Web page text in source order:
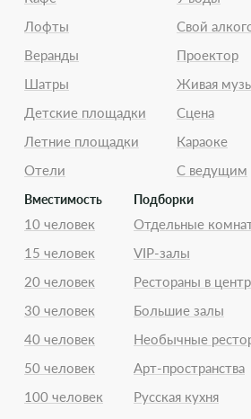
Лофты
Веранды
Шатры
Детские площадки
Летние площадки
Отели
Свой
Проектор
Живая
Сцена
Караоке
С ведущим
Вместимость
10 человек
15 человек
20 человек
30 человек
40 человек
50 человек
100 человек
Подборки
Отдельные
VIP-залы
Рестораны в
Большие залы
Необычные
Арт-пространства
Русская кухня